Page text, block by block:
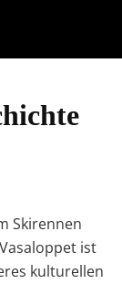
Skirennen
ist
kulturellen